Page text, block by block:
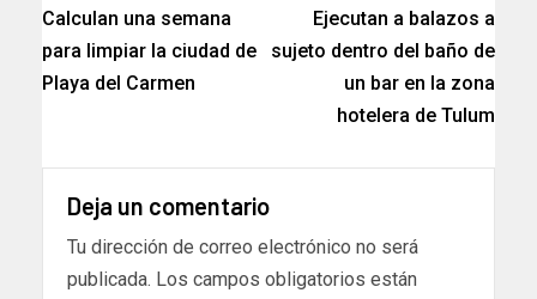
Calculan una semana
para limpiar la ciudad de
Playa del Carmen
Ejecutan a balazos a
sujeto dentro del baño de
un bar en la zona
hotelera de Tulum
Deja un comentario
Tu dirección de correo electrónico no será
publicada. Los campos obligatorios están